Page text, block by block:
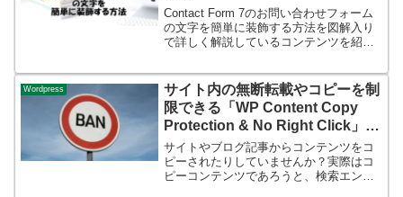
Contact Form 7のお問い合わせフォーム
の文字を簡単に装飾する方法を図解入り
で詳しく解説しているコンテンツを紹介
Wordpress
サイト内の無断転載やコピーを制
限できる「WP Content Copy
Protection & No Right Click」を
効果的に使う方法
サイトやブログ記事からコンテンツをコ
ピーされたりしていませんか？実際はコ
ピーコンテンツであろうと、検索エンジ